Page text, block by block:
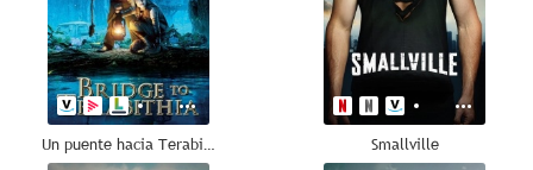
Un puente hacia Terabithia Smallville